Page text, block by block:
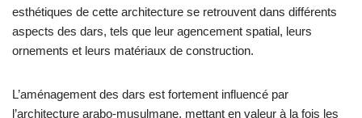
esthétiques de cette architecture se retrouvent dans différents
aspects des dars, tels que leur agencement spatial, leurs
ornements et leurs matériaux de construction.
L’aménagement des dars est fortement influencé par
l’architecture arabo-musulmane, mettant en valeur à la fois les